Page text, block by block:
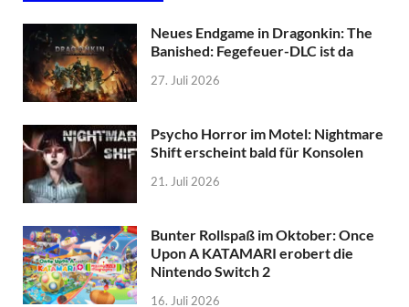
Neues Endgame in Dragonkin: The
Banished: Fegefeuer-DLC ist da
27. Juli 2026
Psycho Horror im Motel: Nightmare
Shift erscheint bald für Konsolen
21. Juli 2026
Bunter Rollspaß im Oktober: Once
Upon A KATAMARI erobert die
Nintendo Switch 2
16. Juli 2026